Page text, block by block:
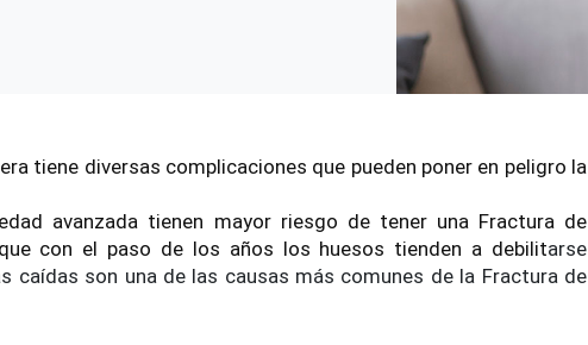
tiene diversas complicaciones que pueden poner en peligro la
avanzada tienen mayor riesgo de tener una Fractura de
con el paso de los años los huesos tienden a debilitarse
caídas son una de las causas más comunes de la Fractura de